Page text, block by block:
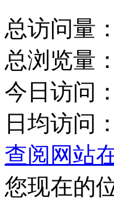
总访问量
总浏览量
今日访问
日均访问
查阅网站
您现在的